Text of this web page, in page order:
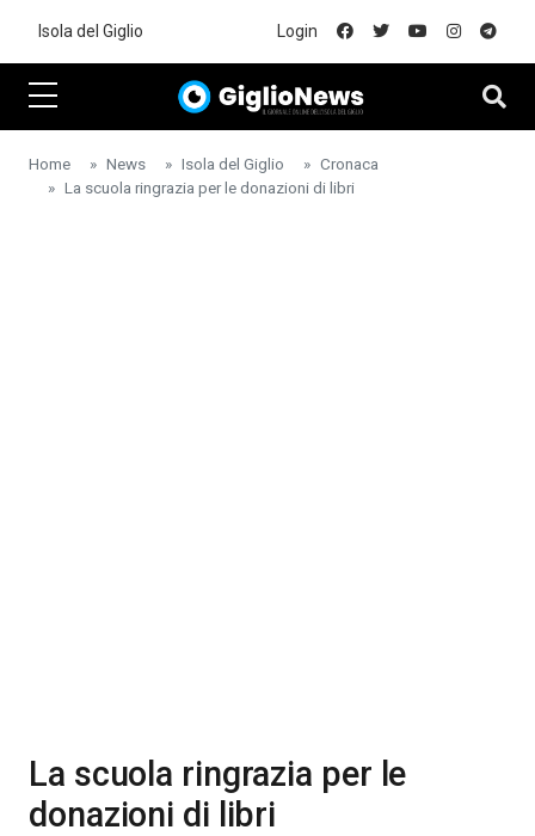
Isola del Giglio Login
Home News Isola del Giglio
Cronaca
La scuola ringrazia per le donazioni di libri
La scuola ringrazia per le
donazioni di libri